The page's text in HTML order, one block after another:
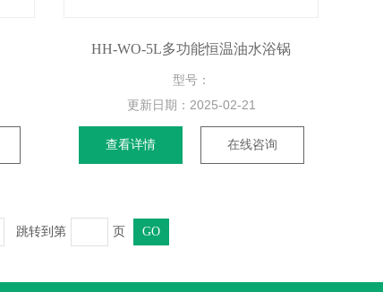
HH-WO-5L多功能恒温油水浴锅
型号：
更新日期： 2025-02-21
查看详情 在线咨询
跳转到第 页